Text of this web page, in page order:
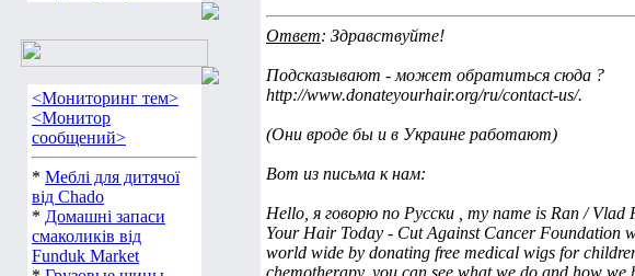
<Мониторинг тем>
<Монитор
сообщений>
* Меблі для дитячої
від Chado
* Домашні запаси
смаколиків від
Funduk Market
Ответ: Здравствуйте!
Подсказывают - может обратиться сюда ?
http://www.donateyourhair.org/ru/contact-us/.
(Они вроде бы и в Украине работают)
Вот из письма к нам:
Hello, я говорю по Русски , my name is Ran /
Your Hair Today - Cut Against Cancer Foundation
world wide by donating free medical wigs for
chemotherapy, you can see what we do and how